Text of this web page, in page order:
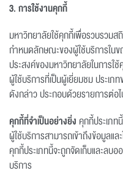
3. การใช้งานคุกกี้
มหาวิทยาลัยใช้คุกกี้เพื่อรวบรวม
กำหนดลักษณะของผู้ใช้บริการใน
ประสงค์ของมหาวิทยาลัยในการใ
ผู้ใช้บริการที่เป็นผู้เยี่ยมชม ประเภ
ดังกล่าว ประกอบด้วยรายการต่อ
คุกกี้ที่จำเป็นอย่างยิ่ง คุกกี้ประเภท
ผู้ใช้บริการสามารถเข้าถึงข้อมูลแ
คุกกี้ประเภทนี้จะถูกจัดเก็บและลบอ
บริการ